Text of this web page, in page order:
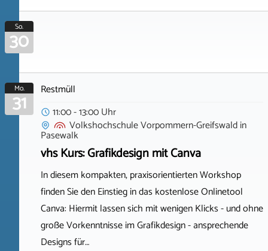
So.
30
Mo.
31
Restmüll
11:00 - 13:00 Uhr
Volkshochschule Vorpommern-Greifswaldin
Pasewalk
vhs Kurs: Grafikdesign mit Canva
In diesem kompakten, praxisorientierten Workshop
finden Sie den Einstieg in das kostenlose Onlinetool
Canva: Hiermit lassen sich mit wenigen Klicks - und ohne
große Vorkenntnisse im Grafikdesign - ansprechende
Designs für…